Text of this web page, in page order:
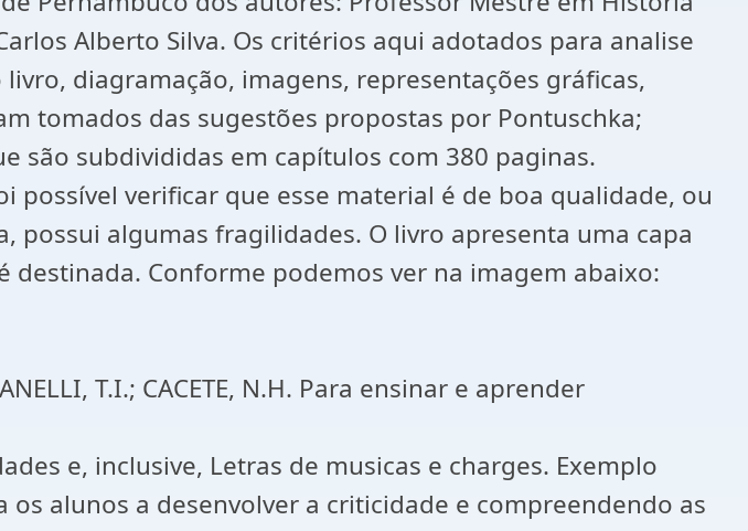
Alberto Silva. Os critérios aqui adotados para analise
diagramação, imagens, representações gráficas,
tomados das sugestões propostas por Pontuschka;
são subdivididas em capítulos com 380 paginas.
possível verificar que esse material é de boa qualidade, ou
algumas fragilidades. O livro apresenta uma capa
destinada. Conforme podemos ver na imagem abaixo:
N.H. Para ensinar e aprender
e, inclusive, Letras de musicas e charges. Exemplo
alunos a desenvolver a criticidade e compreendendo as